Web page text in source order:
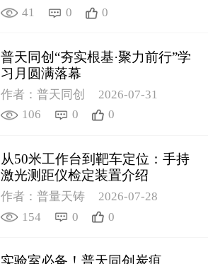
41
0 0
普天同创“夯实根基·聚力前行”学
习月圆满落幕
作者：普天同创
2026-07-31
106
0 0
从50米工作台到靶车定位：手持
激光测距仪检定装置介绍
作者：普量天铸
2026-07-28
154
0 0